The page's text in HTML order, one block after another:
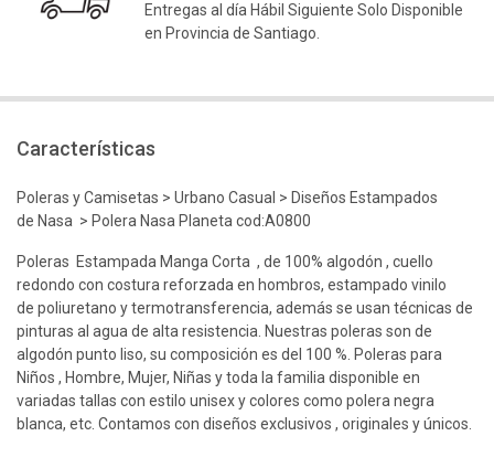
Entregas al día Hábil Siguiente Solo Disponible
en Provincia de Santiago.
Características
Poleras y Camisetas > Urbano Casual > Diseños Estampados
de Nasa > Polera Nasa Planeta cod:A0800
Poleras Estampada Manga Corta , de 100% algodón , cuello
redondo con costura reforzada en hombros, estampado vinilo
de poliuretano y termotransferencia, además se usan técnicas de
pinturas al agua de alta resistencia. Nuestras poleras son de
algodón punto liso, su composición es del 100 %. Poleras para
Niños , Hombre, Mujer, Niñas y toda la familia disponible en
variadas tallas con estilo unisex y colores como polera negra
blanca, etc. Contamos con diseños exclusivos , originales y únicos.